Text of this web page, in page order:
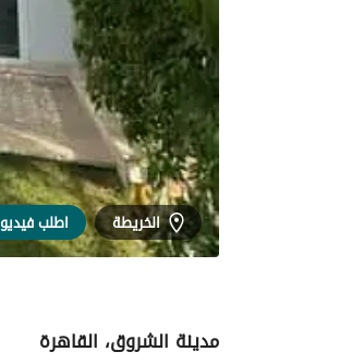
الخريطة اطلب فيديو
مدينة الشروق، القاهرة